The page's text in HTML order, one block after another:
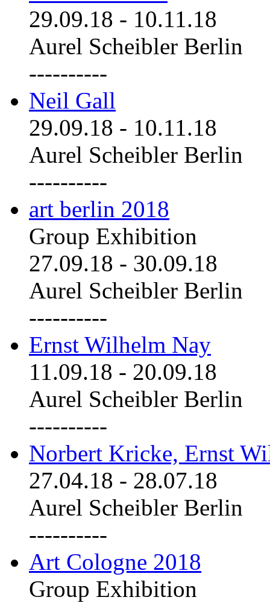
29.09.18 - 10.11.18
Aurel Scheibler Berlin
----------
Neil Gall
29.09.18 - 10.11.18
Aurel Scheibler Berlin
----------
art berlin 2018
Group Exhibition
27.09.18 - 30.09.18
Aurel Scheibler Berlin
----------
Ernst Wilhelm Nay
11.09.18 - 20.09.18
Aurel Scheibler Berlin
----------
Norbert Kricke, Ernst
27.04.18 - 28.07.18
Aurel Scheibler Berlin
----------
Art Cologne 2018
Group Exhibition